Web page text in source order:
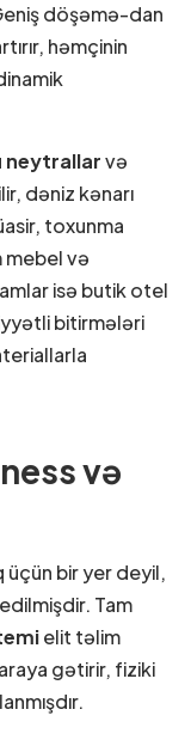
döşəmə-dan
həmçinin
neytrallarvə
dəniz kənarı
toxunma
mebel və
isə butik otel
bitirmələri
və
üçün bir yer deyil,
Tam
elit təlim
gətirir, fiziki